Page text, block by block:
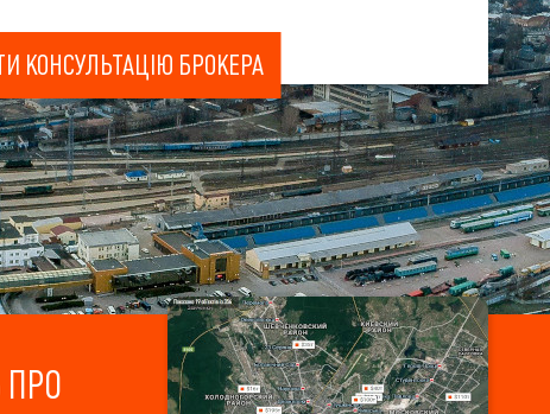
КОНСУЛЬТАЦІЮ БРОКЕРА
ПРО